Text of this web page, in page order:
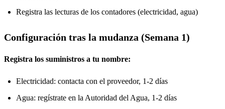
Registra las lecturas de los contadores (electricidad, agua)
Configuración tras la mudanza (Semana 1)
Registra los suministros a tu nombre:
Electricidad: contacta con el proveedor, 1-2 días
Agua: regístrate en la Autoridad del Agua, 1-2 días